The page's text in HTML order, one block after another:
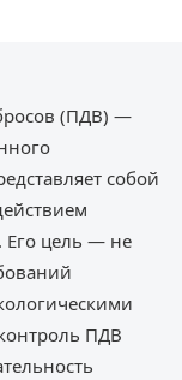
(ПДВ) —
собой
Его цель — не
ПДВ